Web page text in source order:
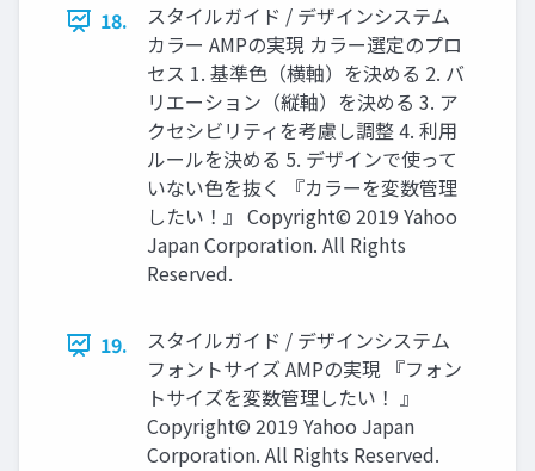
18.
スタイルガイド / デザインシステム
カラー AMPの実現 カラー選定のプロ
セス 1. 基準色（横軸）を決める 2. バ
リエーション（縦軸）を決める 3. ア
クセシビリティを考慮し調整 4. 利用
ルールを決める 5. デザインで使って
いない色を抜く 『カラーを変数管理
したい！』 Copyright© 2019 Yahoo
Japan Corporation. All Rights
Reserved.
19.
スタイルガイド / デザインシステム
フォントサイズ AMPの実現 『フォン
トサイズを変数管理したい！ 』
Copyright© 2019 Yahoo Japan
Corporation. All Rights Reserved.